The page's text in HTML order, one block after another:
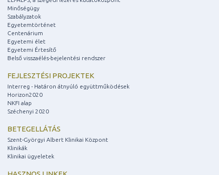
Minőségügy
Szabályzatok
Egyetemtörténet
Centenárium
Egyetemi élet
Egyetemi Értesítő
Belső visszaélés-bejelentési rendszer
FEJLESZTÉSI PROJEKTEK
Interreg - Határon átnyúló együttműködések
Horizon2020
NKFI alap
Széchenyi 2020
BETEGELLÁTÁS
Szent-Györgyi Albert Klinikai Központ
Klinikák
Klinikai ügyeletek